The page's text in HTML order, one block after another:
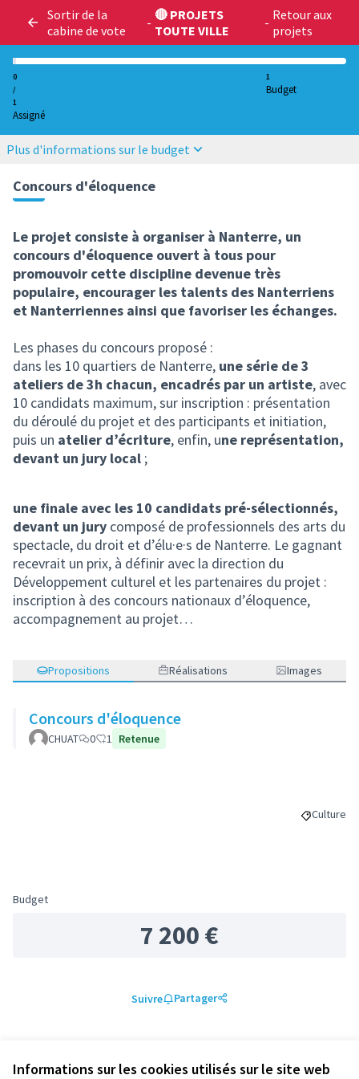
Informations sur les cookies utilisés sur le site web
Sortir de la
cabine de vote
- 🔴 PROJETS
TOUTE VILLE
- Retour aux
projets
0
/
1
Assigné
1
Budget
Plus d'informations sur le budget
Concours d'éloquence
Le projet consiste à organiser à Nanterre, un
concours d'éloquence ouvert à tous pour
promouvoir cette discipline devenue très
populaire, encourager les talents des Nanterriens
et Nanterriennes ainsi que favoriser les échanges.
Les phases du concours proposé :
dans les 10 quartiers de Nanterre, une série de 3
ateliers de 3h chacun, encadrés par un artiste, avec
10 candidats maximum, sur inscription : présentation
du déroulé du projet et des participants et initiation,
puis un atelier d’écriture, enfin, une représentation,
devant un jury local ;
une finale avec les 10 candidats pré-sélectionnés,
devant un jury composé de professionnels des arts du
spectacle, du droit et d’élu·e·s de Nanterre. Le gagnant
recevrait un prix, à définir avec la direction du
Développement culturel et les partenaires du projet :
inscription à des concours nationaux d’éloquence,
accompagnement au projet…
Propositions Réalisations Images
Concours d'éloquence
CHUAT 0 1 Retenue
Filtrer
Culture
Budget
7 200 €
Suivre Partager